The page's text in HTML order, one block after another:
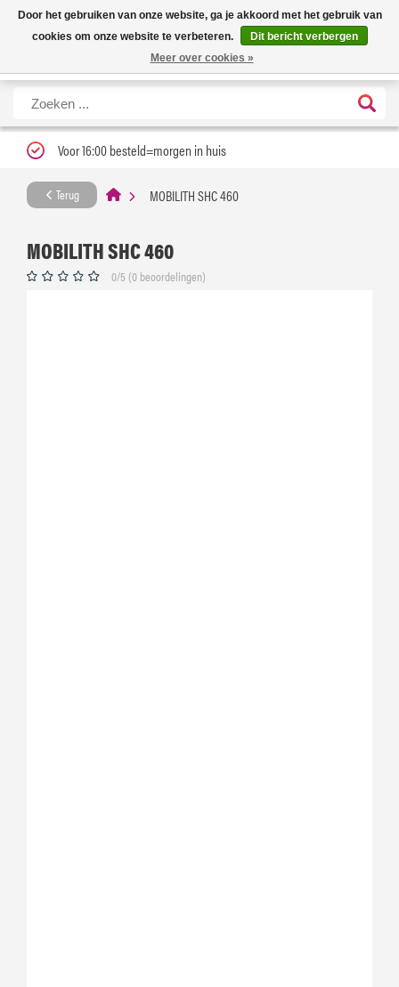
Nieuwe levertijd: 1 tot 3 werkdagen | Nu 25% korting op gehele assortiment
Carfume met kortingscode ''verfrissend''
X
Voor 16:00 besteld=morgen in huis
Terug MOBILITH SHC 460
MOBILITH SHC 460
0/5 (0 beoordelingen)
Door het gebruiken van onze website, ga je akkoord met het gebruik van
cookies om onze website te verbeteren.
Dit bericht verbergen
Meer over cookies »